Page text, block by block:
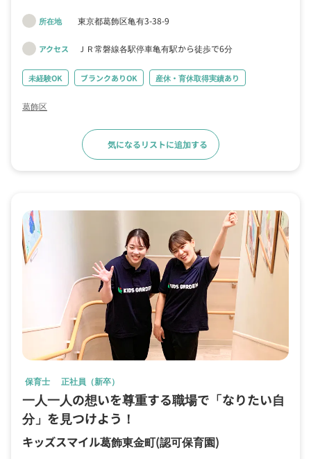
所在地 東京都葛飾区亀有3-38-9
アクセス ＪＲ常磐線各駅停車亀有駅から徒歩で6分
未経験OK ブランクありOK 産休・育休取得実績あり
葛飾区
気になるリストに追加する
保育士 正社員（新卒）
一人一人の想いを尊重する職場で「なりたい自
分」を見つけよう！
キッズスマイル葛飾東金町(認可保育園)